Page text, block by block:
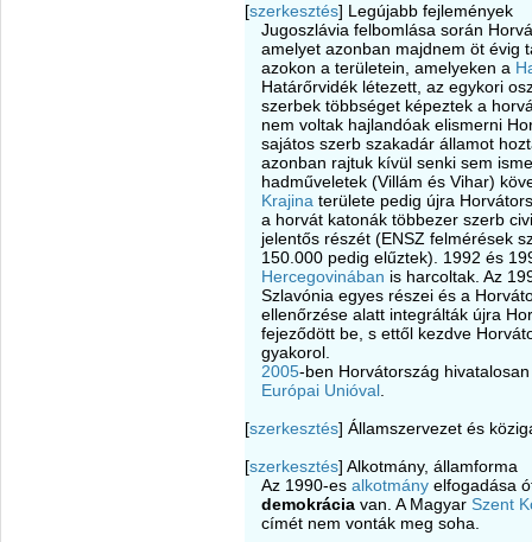
[szerkesztés] Legújabb fejlemények
Jugoszlávia felbomlása során
amelyet azonban majdnem öt évig
azokon a területein, amelyeken a
Határőrvidék létezett, az egykori
szerbek többséget képeztek a
nem voltak hajlandóak elismerni
sajátos szerb szakadár államot
azonban rajtuk kívül senki sem
hadműveletek (Villám és Vihar)
Krajina területe pedig újra
a horvát katonák többezer szerb
jelentős részét (ENSZ felmérések
150.000 pedig elűztek). 1992 és
Hercegovinában is harcoltak. Az
Szlavónia egyes részei és a
ellenőrzése alatt integrálták újra
fejeződött be, s ettől kezdve
gyakorol.
2005-ben Horvátország
Európai Unióval
[szerkesztés] Államszervezet és
[szerkesztés] Alkotmány, államforma
Az 1990-es alkotmány elfogadása
demokrácia van. A Magyar Szent
címét nem vonták meg soha.